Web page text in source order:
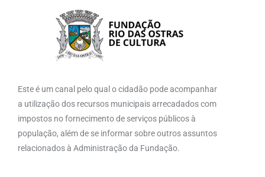
Este é um canal pelo qual o cidadão pode acompanhar
a utilização dos recursos municipais arrecadados com
impostos no fornecimento de serviços públicos à
população, além de se informar sobre outros assuntos
relacionados à Administração da Fundação.